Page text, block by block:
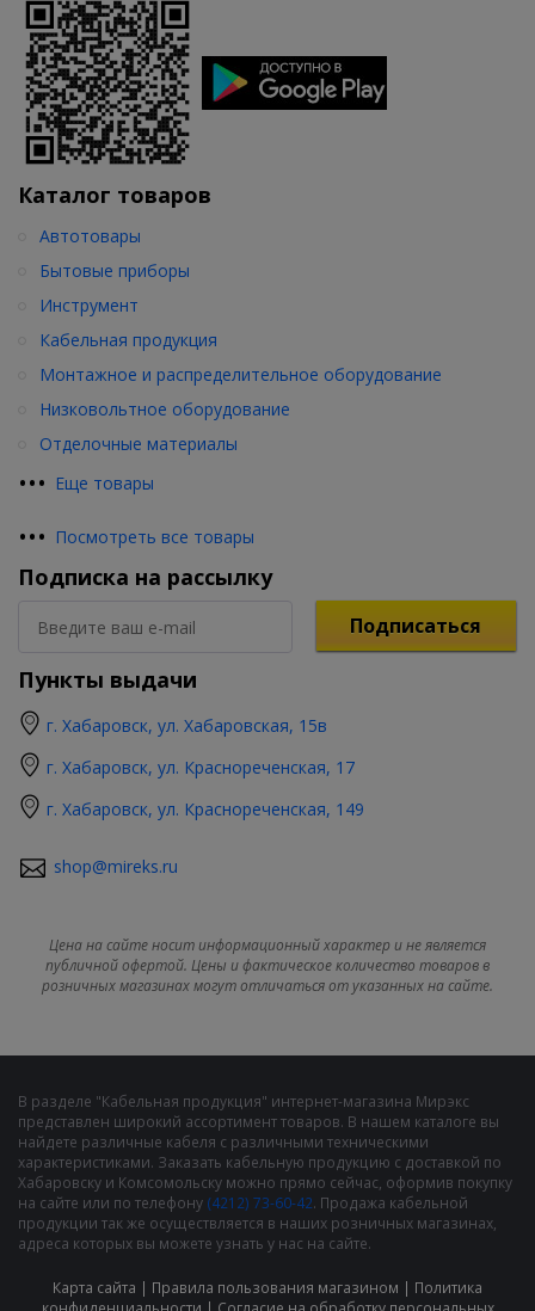
Каталог товаров
••• Еще товары
Автотовары
Бытовые приборы
Инструмент
Кабельная продукция
Монтажное и распределительное оборудование
Низковольтное оборудование
Отделочные материалы
••• Посмотреть все товары
Подписка на рассылку
Подписаться
Пункты выдачи
г. Хабаровск, ул. Хабаровская, 15в
г. Хабаровск, ул. Краснореченская, 17
г. Хабаровск, ул. Краснореченская, 149
shop@mireks.ru
Цена на сайте носит информационный характер и не является
публичной офертой. Цены и фактическое количество товаров в
розничных магазинах могут отличаться от указанных на сайте.
В разделе "Кабельная продукция" интернет-магазина Мирэкс
представлен широкий ассортимент товаров. В нашем каталоге вы
найдете различные кабеля с различными техническими
характеристиками. Заказать кабельную продукцию с доставкой по
Хабаровску и Комсомольску можно прямо сейчас, оформив покупку
на сайте или по телефону (4212) 73-60-42. Продажа кабельной
продукции так же осуществляется в наших розничных магазинах,
адреса которых вы можете узнать у нас на сайте.
Карта сайта | Правила пользования магазином | Политика